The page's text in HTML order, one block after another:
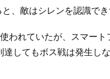
、敵はシレンを認識で
われていたが、スマート
してもボス戦は発生しな